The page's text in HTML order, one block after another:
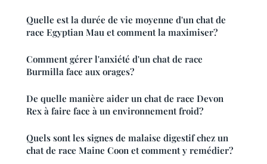
Quelle est la durée de vie moyenne d'un chat de
race Egyptian Mau et comment la maximiser?
Comment gérer l'anxiété d'un chat de race
Burmilla face aux orages?
De quelle manière aider un chat de race Devon
Rex à faire face à un environnement froid?
Quels sont les signes de malaise digestif chez un
chat de race Maine Coon et comment y remédier?